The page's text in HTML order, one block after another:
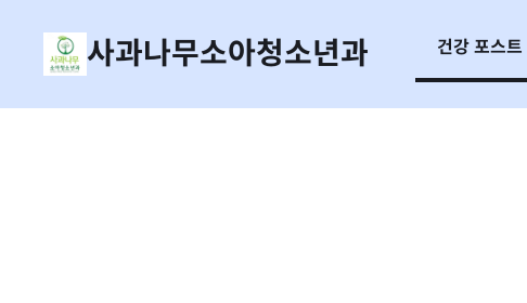
사과나무소아청소년과 건강 포스트